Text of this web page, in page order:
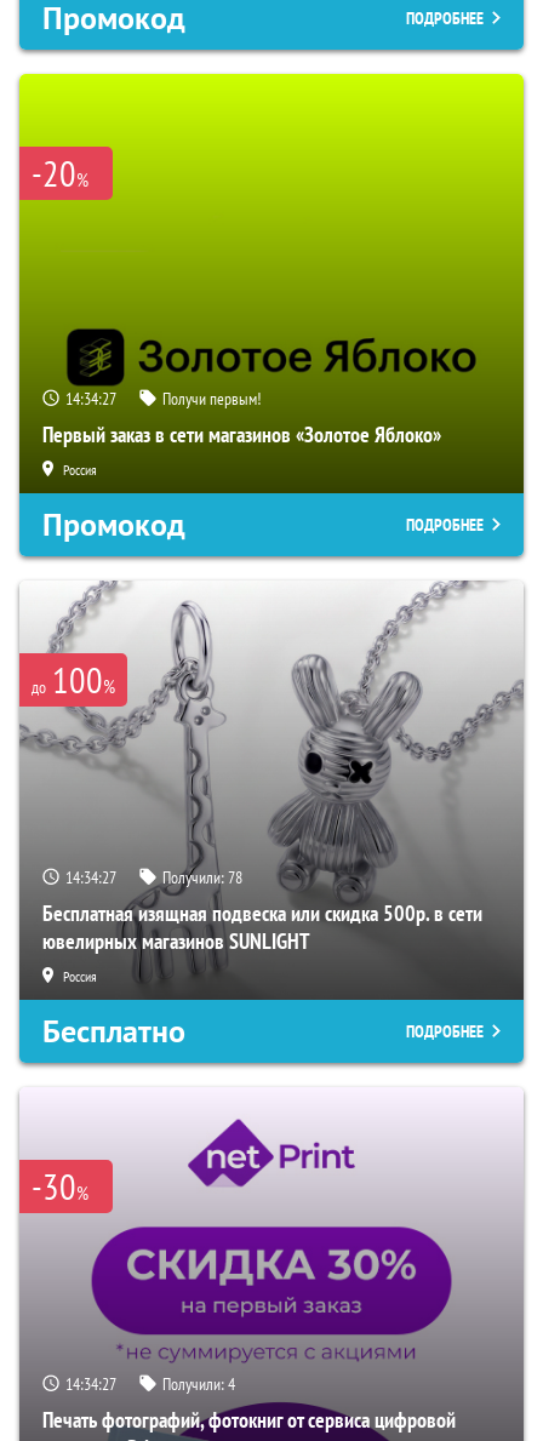
Промокод ПОДРОБНЕЕ
-20%
14:34:26 Получи первым!
Первый заказ в сети магазинов «Золотое Яблоко»
Россия
Промокод ПОДРОБНЕЕ
до 100%
14:34:26 Получили:78
Бесплатная изящная подвеска или скидка 500р. в сети
ювелирных магазинов SUNLIGHT
Россия
Бесплатно ПОДРОБНЕЕ
-30%
14:34:26 Получили:4
Печать фотографий, фотокниг от сервиса цифровой